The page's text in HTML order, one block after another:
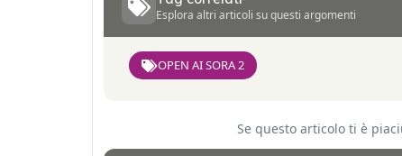
Esplora altri articoli su questi argomenti
OPEN AI SORA 2
Se questo articolo ti è